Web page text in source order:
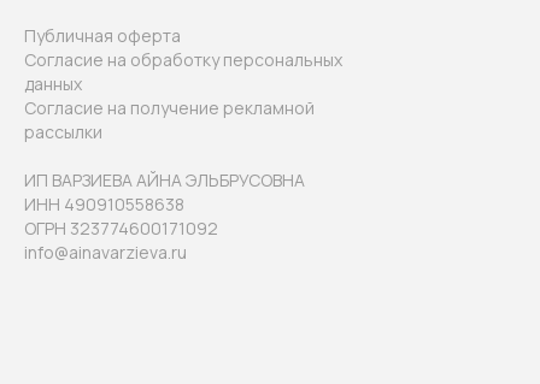
Публичная оферта
Согласие на обработку персональных
данных
Согласие на получение рекламной
рассылки
ИП ВАРЗИЕВА АЙНА ЭЛЬБРУСОВНА
ИНН 490910558638
ОГРН 323774600171092
info@ainavarzieva.ru